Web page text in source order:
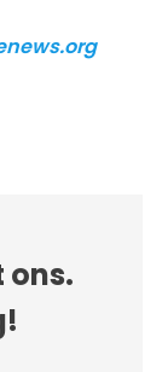
ons.